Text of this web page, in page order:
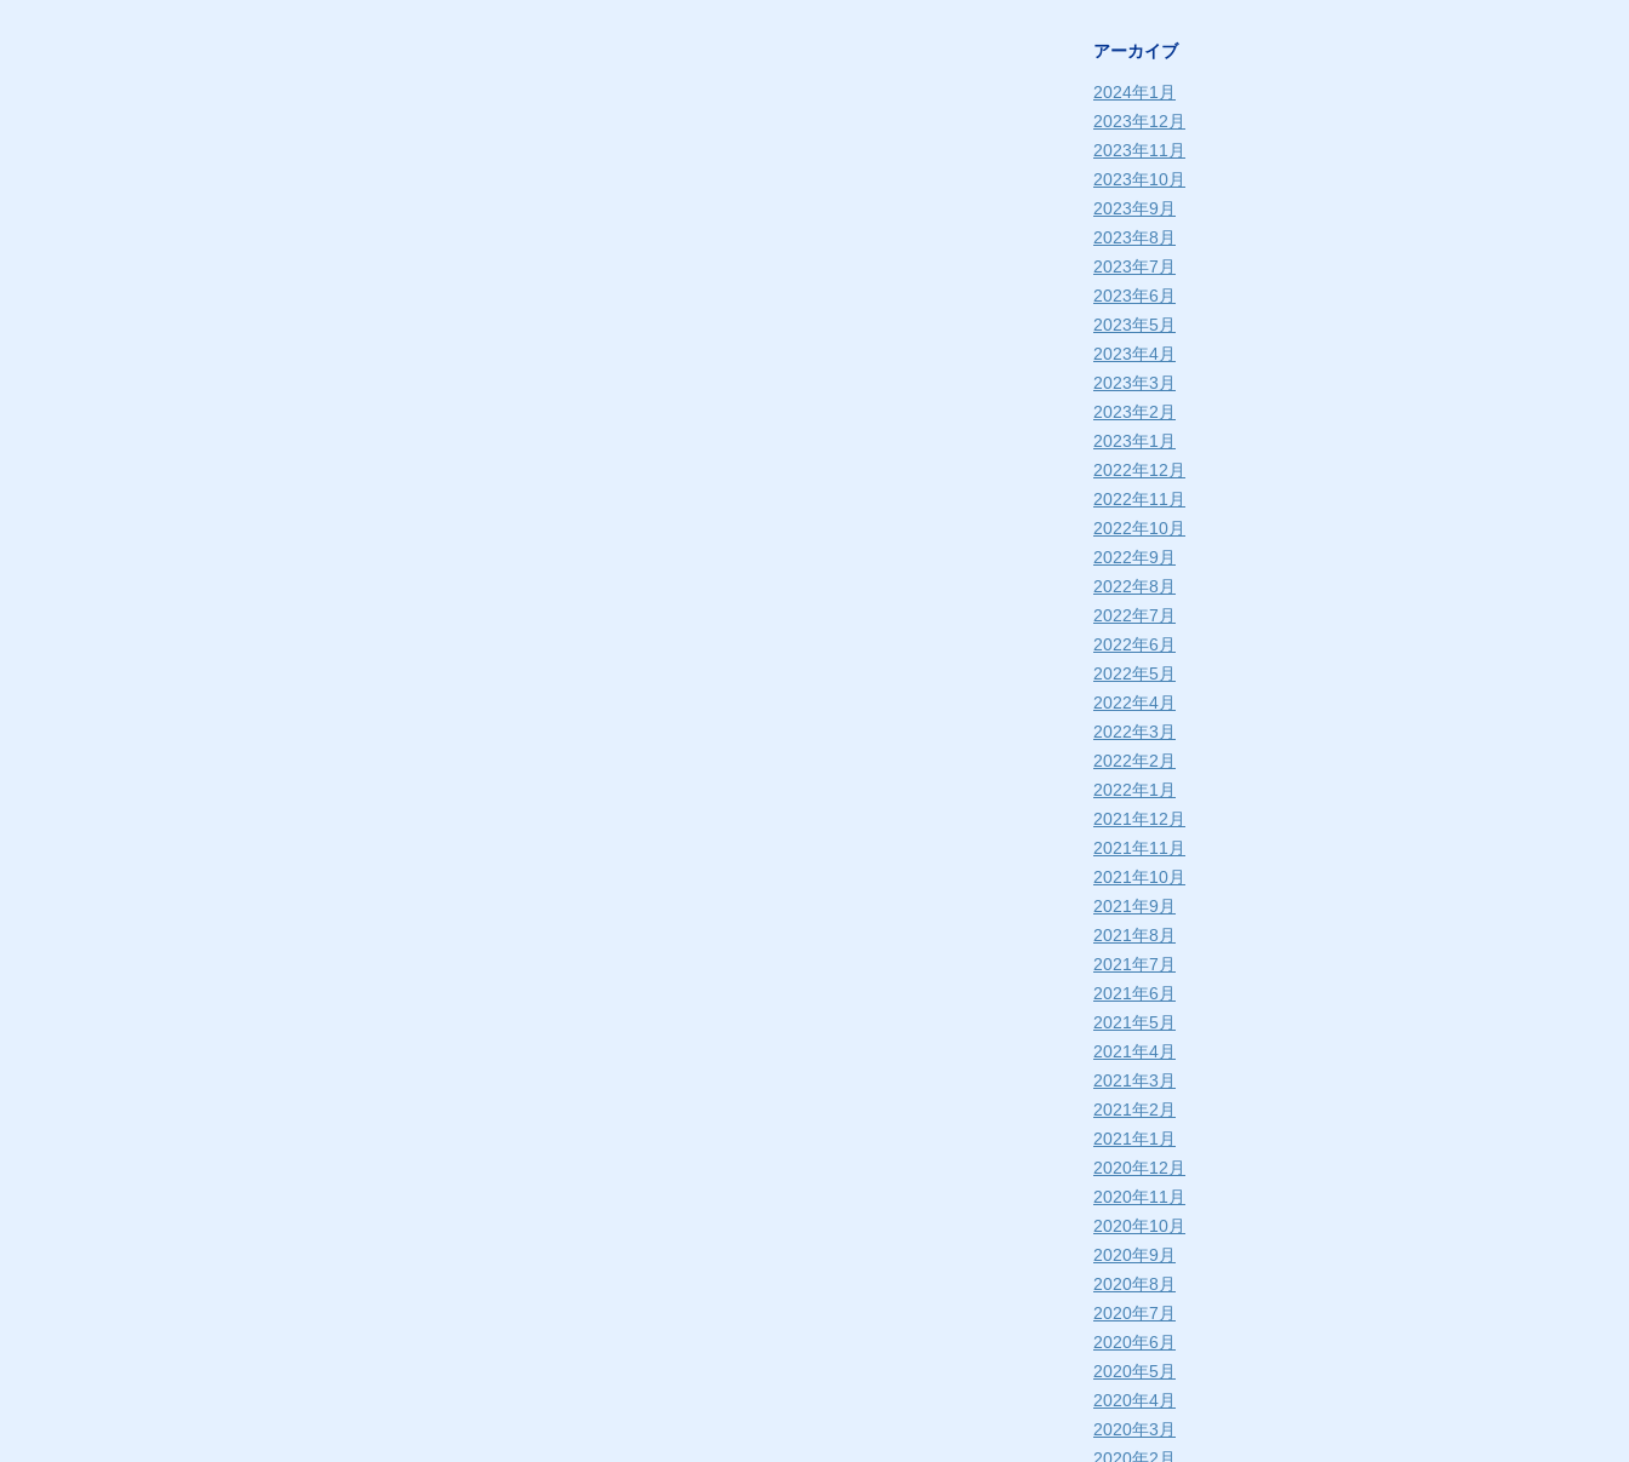
アーカイブ
2024年1月
2023年12月
2023年11月
2023年10月
2023年9月
2023年8月
2023年7月
2023年6月
2023年5月
2023年4月
2023年3月
2023年2月
2023年1月
2022年12月
2022年11月
2022年10月
2022年9月
2022年8月
2022年7月
2022年6月
2022年5月
2022年4月
2022年3月
2022年2月
2022年1月
2021年12月
2021年11月
2021年10月
2021年9月
2021年8月
2021年7月
2021年6月
2021年5月
2021年4月
2021年3月
2021年2月
2021年1月
2020年12月
2020年11月
2020年10月
2020年9月
2020年8月
2020年7月
2020年6月
2020年5月
2020年4月
2020年3月
2020年2月